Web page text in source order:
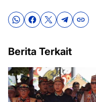
Berita Terkait